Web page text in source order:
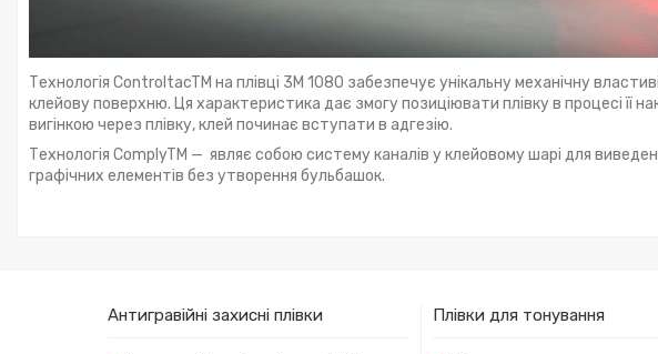
Технологія ControltacTM на плівці 3М 1080 забезпечує унікальну механічну
клейову поверхню. Ця характеристика дає змогу позиціювати плівку в процесі її
вигінкою через плівку, клей починає вступати в адгезію.
Технологія ComplyTM — являє собою систему каналів у клейовому шарі для
графічних елементів без утворення бульбашок.
Антигравійні захисні плівки Плівки для тонування